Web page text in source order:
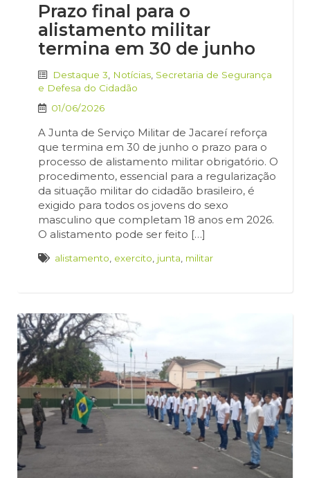
Prazo final para o
alistamento militar
termina em 30 de junho
Destaque 3 Notícias Secretaria de Segurança
e Defesa do Cidadão
01/06/2026
A Junta de Serviço Militar de Jacareí reforça
que termina em 30 de junho o prazo para o
processo de alistamento militar obrigatório. O
procedimento, essencial para a regularização
da situação militar do cidadão brasileiro, é
exigido para todos os jovens do sexo
masculino que completam 18 anos em 2026.
O alistamento pode ser feito […]
alistamento exercito junta militar